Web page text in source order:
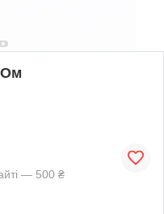
— 500 ₴